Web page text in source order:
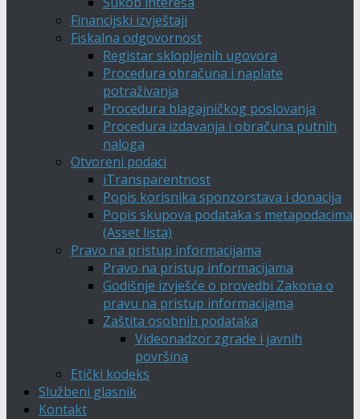
Financijski izvještaji
Fiskalna odgovornost
Registar sklopljenih ugovora
Procedura obračuna i naplate
potraživanja
Procedura blagajničkog poslovanja
Procedura izdavanja i obračuna putnih
naloga
Otvoreni podaci
iTransparentnost
Popis korisnika sponzorstava i donacija
Popis skupova podataka s metapodacima
(Asset lista)
Pravo na pristup informacijama
Pravo na pristup informacijama
Godišnje izvješće o provedbi Zakona o
pravu na pristup informacijama
Zaštita osobnih podataka
Videonadzor zgrade i javnih
površina
Etički kodeks
Službeni glasnik
Kontakt